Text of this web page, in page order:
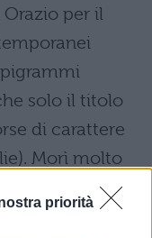
priorità
per il
solo il titolo
di carattere
Morì molto